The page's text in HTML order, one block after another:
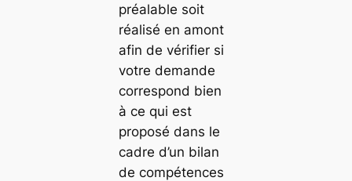
préalable soit
réalisé en amont
afin de vérifier si
votre demande
correspond bien
à ce qui est
proposé dans le
cadre d’un bilan
de compétences